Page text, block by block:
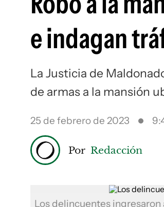
e indagan
La Justicia de
de armas a la mansión
25 de febrero de 2023
Por Redacción
Los delincuentes ingresaron